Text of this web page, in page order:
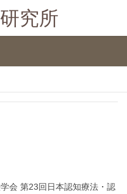
究所
会 第23回日本認知療法・認